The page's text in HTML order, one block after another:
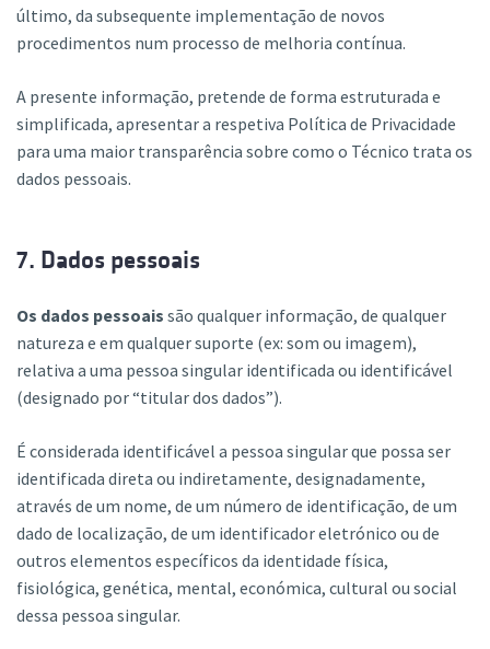
último, da subsequente implementação de novos
procedimentos num processo de melhoria contínua.
A presente informação, pretende de forma estruturada e
simplificada, apresentar a respetiva Política de Privacidade
para uma maior transparência sobre como o Técnico trata os
dados pessoais.
7. Dados pessoais
Os dados pessoais são qualquer informação, de qualquer
natureza e em qualquer suporte (ex: som ou imagem),
relativa a uma pessoa singular identificada ou identificável
(designado por “titular dos dados”).
É considerada identificável a pessoa singular que possa ser
identificada direta ou indiretamente, designadamente,
através de um nome, de um número de identificação, de um
dado de localização, de um identificador eletrónico ou de
outros elementos específicos da identidade física,
fisiológica, genética, mental, económica, cultural ou social
dessa pessoa singular.